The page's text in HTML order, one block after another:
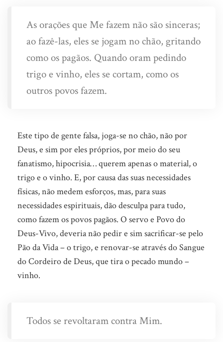
As orações que Me fazem não são sinceras;
ao fazê-las, eles se jogam no chão, gritando
como os pagãos. Quando oram pedindo
trigo e vinho, eles se cortam, como os
outros povos fazem.
Este tipo de gente falsa, joga-se no chão, não por
Deus, e sim por eles próprios, por meio do seu
fanatismo, hipocrisia… querem apenas o material, o
trigo e o vinho. E, por causa das suas necessidades
físicas, não medem esforços, mas, para suas
necessidades espirituais, dão desculpa para tudo,
como fazem os povos pagãos. O servo e Povo do
Deus-Vivo, deveria não pedir e sim sacrificar-se pelo
Pão da Vida – o trigo, e renovar-se através do Sangue
do Cordeiro de Deus, que tira o pecado mundo –
vinho.
Todos se revoltaram contra Mim.